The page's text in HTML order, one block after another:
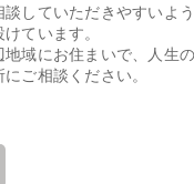
談していただきやすいよ
ています。
地域にお住まいで、人生
ご相談ください。